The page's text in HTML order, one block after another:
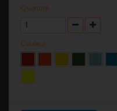
Quantité
Couleur